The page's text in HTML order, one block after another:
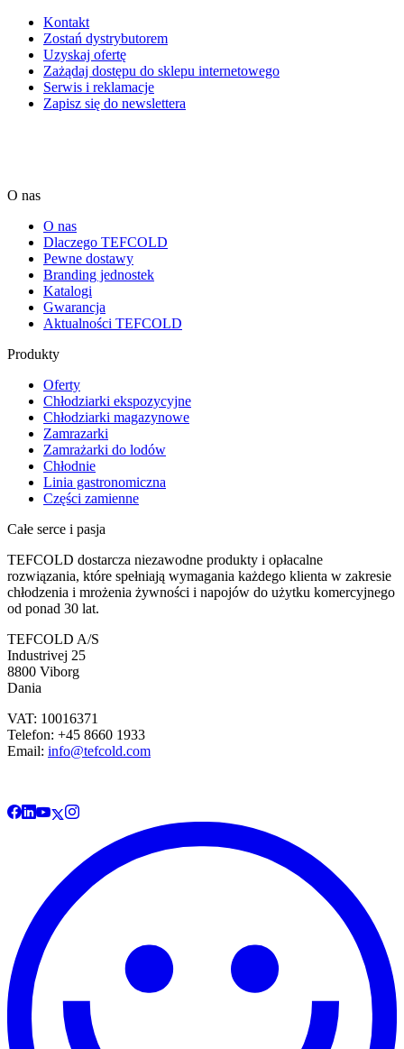
Kontakt
Zostań dystrybutorem
Uzyskaj ofertę
Zażądaj dostępu do sklepu internetowego
Serwis i reklamacje
Zapisz się do newslettera
O nas
O nas
Dlaczego TEFCOLD
Pewne dostawy
Branding jednostek
Katalogi
Gwarancja
Aktualności TEFCOLD
Produkty
Oferty
Chłodziarki ekspozycyjne
Chłodziarki magazynowe
Zamrazarki
Zamrażarki do lodów
Chłodnie
Linia gastronomiczna
Części zamienne
Całe serce i pasja
TEFCOLD dostarcza niezawodne produkty i opłacalne
rozwiązania, które spełniają wymagania każdego klienta w zakresie
chłodzenia i mrożenia żywności i napojów do użytku komercyjnego
od ponad 30 lat.
TEFCOLD A/S
Industrivej 25
8800 Viborg
Dania
VAT: 10016371
Telefon: +45 8660 1933
Email: info@tefcold.com